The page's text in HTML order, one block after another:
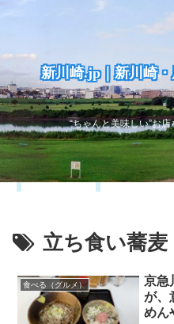
新川崎.jp｜新川崎
“ちゃんと美味しい”お
立ち食い蕎麦
食べる（グルメ）
京急
が、
めん